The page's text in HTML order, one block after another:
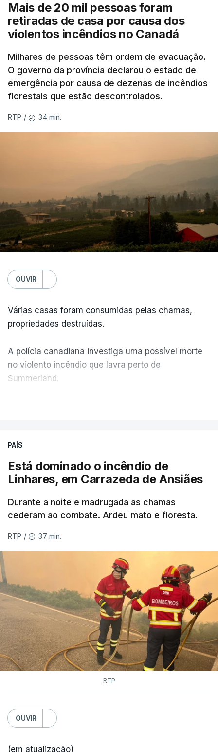
Mais de 20 mil pessoas foram
retiradas de casa por causa dos
violentos incêndios no Canadá
Milhares de pessoas têm ordem de evacuação.
O governo da província declarou o estado de
emergência por causa de dezenas de incêndios
florestais que estão descontrolados.
RTP / 34 min.
OUVIR
Várias casas foram consumidas pelas chamas,
propriedades destruídas.
A polícia canadiana investiga uma possível morte
no violento incêndio que lavra perto de
Summerland.
ERRO100
ERROR ON HTML5 MEDIA ELEMENT
ESTE CONTEÚDO ESTÁ NESTE
MOMENTO INDISPONÍVEL
As autoridades canadianas estimam que vai levar
dias ou semanas para controlar o fogo. Mais de
dois mil operacionais estão no terreno no combate
às chamas.
PAÍS
Está dominado o incêndio de
Linhares, em Carrazeda de Ansiães
Durante a noite e madrugada as chamas
cederam ao combate. Ardeu mato e floresta.
RTP / 37 min.
RTP
OUVIR
(em atualização)